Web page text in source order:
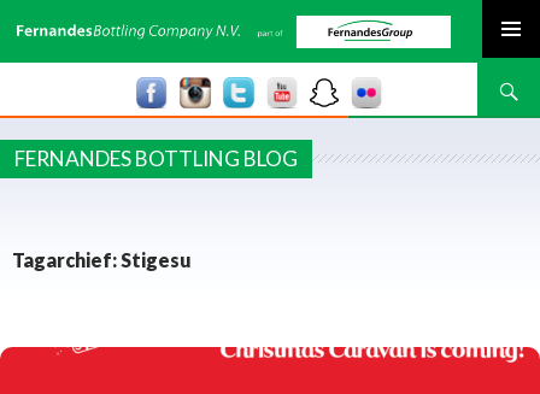
Zoeken
FERNANDES BOTTLING BLOG
Tagarchief: Stigesu